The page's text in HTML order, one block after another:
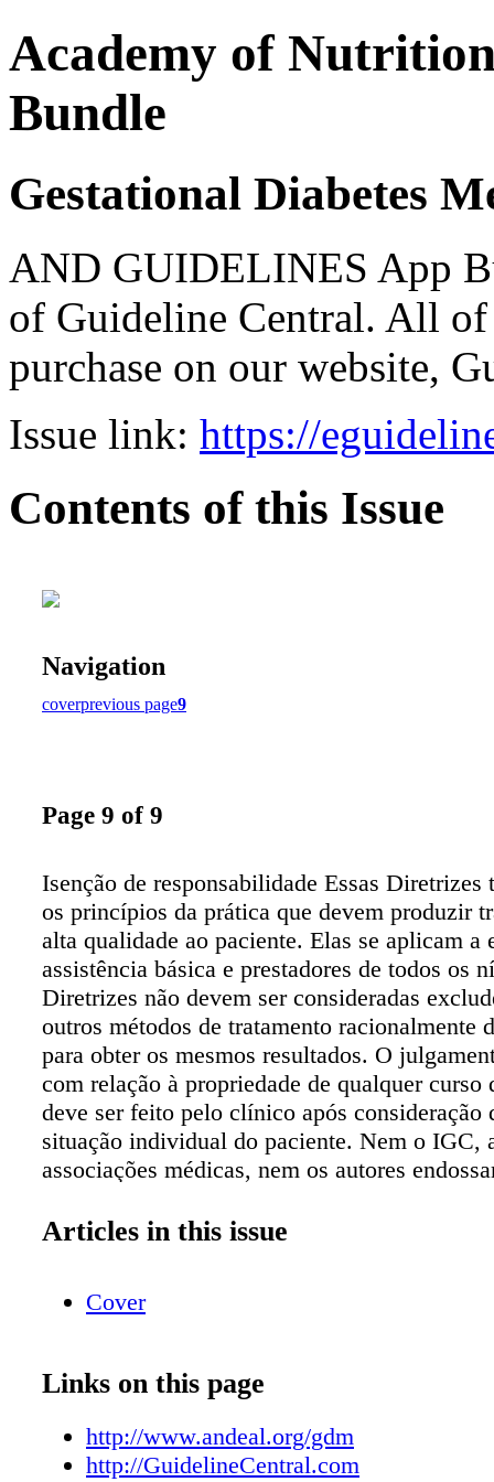
Academy of
Bundle
Gestational Diabetes
AND GUIDELINES App
of Guideline Central. All
purchase on our website,
Issue link: https://
Contents of this Issue
Navigation
coverprevious page9
Page 9 of 9
Isenção de responsabilidade Essas Diretrizes
os princípios da prática que devem produzir
alta qualidade ao paciente. Elas se aplicam a
assistência básica e prestadores de todos os
Diretrizes não devem ser consideradas
outros métodos de tratamento racionalmente
para obter os mesmos resultados. O
com relação à propriedade de qualquer curso
deve ser feito pelo clínico após consideração
situação individual do paciente. Nem o IGC,
associações médicas, nem os autores
ferramenta de referência clínica.
gestacional; CHO, carboidrato; DRI,
Administration; MNT, terapia nutricional
índice glicêmico; GCT, teste do desafio da
geralmente reconhecido como seguro; LGA,
idade gestacional/macrossomia; GPG, ganho
Articles in this issue
Cover
Links on this page
http://www.andeal.org/gdm
http://GuidelineCentral.com